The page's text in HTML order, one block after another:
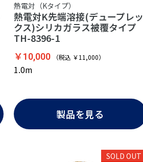
熱電対（Kタイプ）
熱電対K先端溶接(デュープレッ
クス)シリカガラス被覆タイプ
TH-8396-1
￥10,000 （税込 ￥11,000）
1.0m
製品を見る
SOLD OUT